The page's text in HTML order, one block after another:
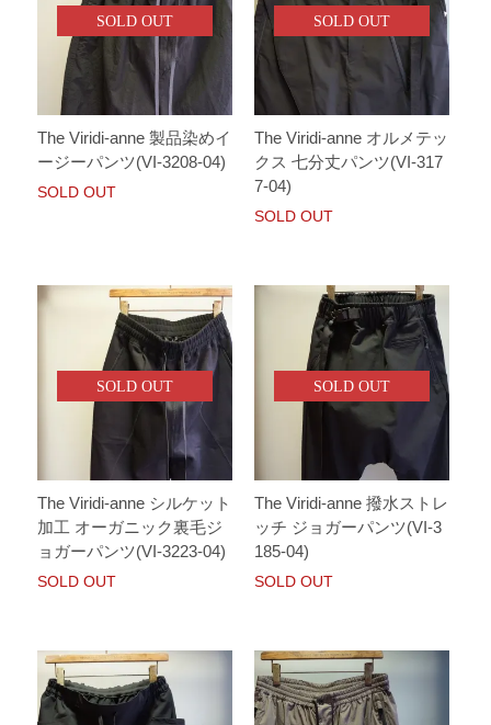
SOLD OUT
The Viridi-anne 製品染めイ
ージーパンツ(VI-3208-04)
SOLD OUT
SOLD OUT
The Viridi-anne オルメテッ
クス 七分丈パンツ(VI-317
7-04)
SOLD OUT
SOLD OUT
The Viridi-anne シルケット
加工 オーガニック裏毛ジ
ョガーパンツ(VI-3223-04)
SOLD OUT
SOLD OUT
The Viridi-anne 撥水ストレ
ッチ ジョガーパンツ(VI-3
185-04)
SOLD OUT